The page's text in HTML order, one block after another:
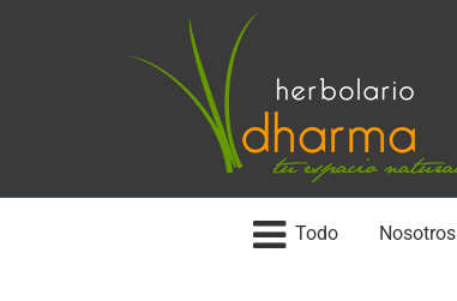
Todo Nosotros